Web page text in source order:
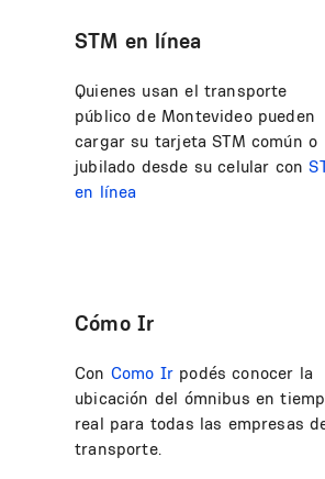
STM en línea
Quienes usan el transporte
público de Montevideo pueden
cargar su tarjeta STM común o
jubilado desde su celular con
en línea
Cómo Ir
Con Como Ir podés conocer la
ubicación del ómnibus en
real para todas las empresas
transporte.